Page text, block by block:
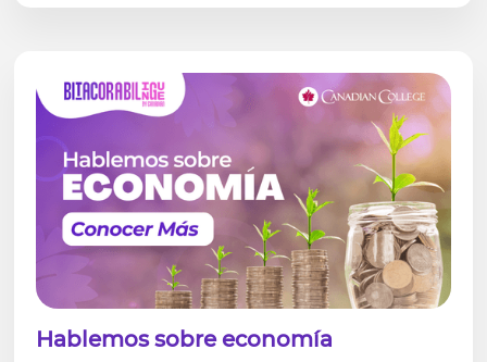
Hablemos sobre economía